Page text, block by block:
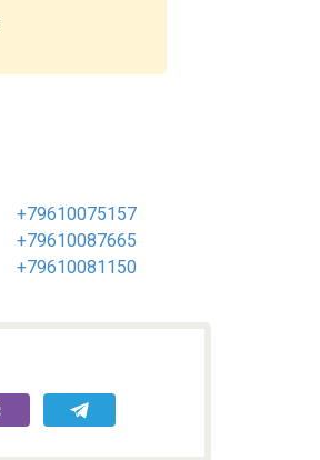
+79610075157
+79610087665
+79610081150